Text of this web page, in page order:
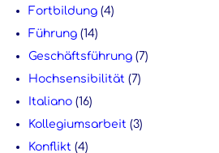
Fortbildung (4)
Führung (14)
Geschäftsführung (7)
Hochsensibilität (7)
Italiano (16)
Kollegiumsarbeit (3)
Konflikt (4)